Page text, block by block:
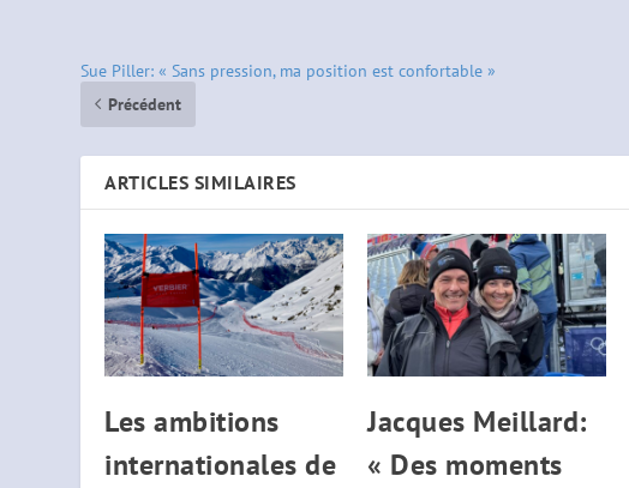
Sue Piller: « Sans pression, ma position est confortable »
Précédent
ARTICLES SIMILAIRES
Les ambitions
internationales de
Jacques Meillard:
« Des moments